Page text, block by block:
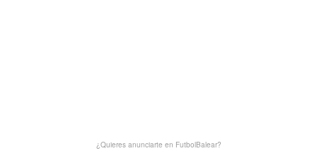
¿Quieres anunciarte en FutbolBalear?